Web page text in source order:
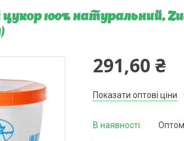
100% натуральний,
291,60 ₴
Показати оптові ціни
В наявності Оптом